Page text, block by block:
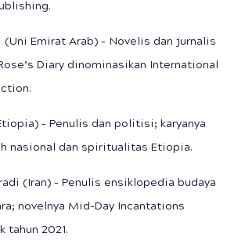
(Uni Emirat Arab) – Novelis dan jurnalis
Diary dinominasikan International
– Penulis dan politisi; karyanya
nasional dan spiritualitas Etiopia.
(Iran) – Penulis ensiklopedia budaya
novelnya Mid-Day Incantations
tahun 2021.